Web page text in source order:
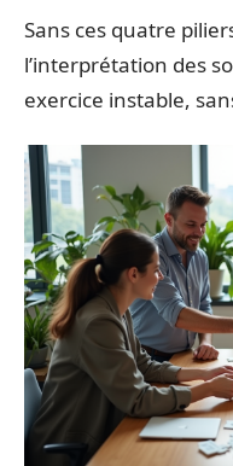
Sans ces quatre
l’interprétation des
exercice instable,